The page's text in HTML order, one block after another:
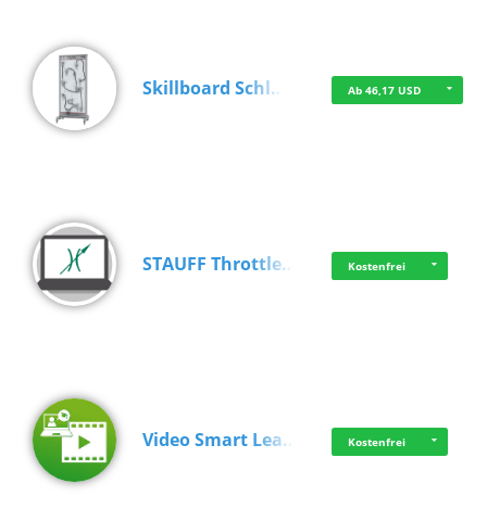
Skillboard Schl… Ab 46,17 USD
STAUFF Throttle… Kostenfrei
Video Smart Lea… Kostenfrei